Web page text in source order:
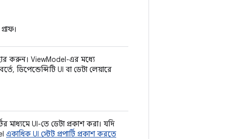
করুন। ViewModel-এর মধ্যে
ডিপেন্ডেন্সিটি UI বা ডেটা লেয়ারে
মাধ্যমে UI-তে ডেটা প্রকাশ করা। যদি
একাধিক UI স্টেট প্রপার্টি প্রকাশ করতে